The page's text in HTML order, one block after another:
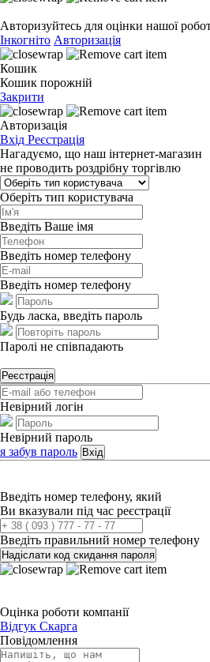
Авторизуйтесь для оцінки нашої
Інкогніто Авторизація
Кошик
Кошик порожній
Закрити
Авторизація
Вхід Реєстрація
Нагадуємо, що наш інтернет-магазин
не проводить роздрібну торгівлю
Оберіть тип користувача
Введіть Ваше імя
Введіть номер телефону
Введіть номер телефону
Будь ласка, введіть пароль
Паролі не співпадають
Реєстрація
Невірний логін
Невірний пароль
я забув пароль Вхід
Введіть номер телефону, який
Ви вказували під час реєстрації
Введіть правильний номер телефону
Надіслати код скидання пароля
Оцінка роботи компанії
Відгук Скарга
Повідомлення